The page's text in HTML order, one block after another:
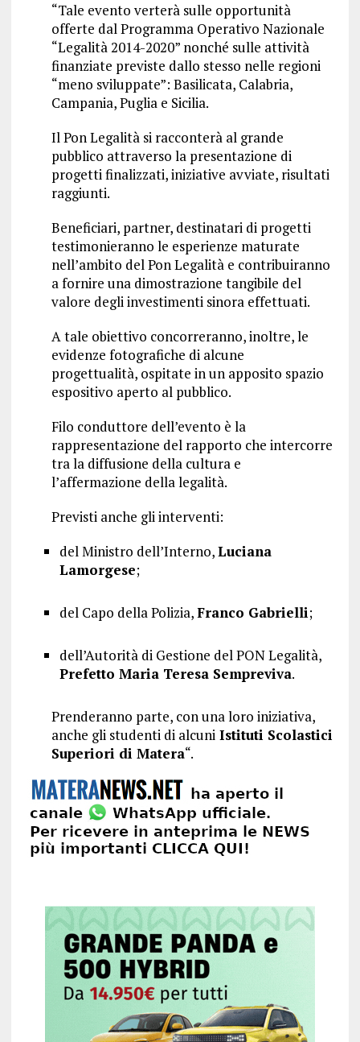
“Tale evento verterà sulle opportunità
offerte dal Programma Operativo Nazionale
“Legalità 2014-2020” nonché sulle attività
finanziate previste dallo stesso nelle regioni
“meno sviluppate”: Basilicata, Calabria,
Campania, Puglia e Sicilia.
Il Pon Legalità si racconterà al grande
pubblico attraverso la presentazione di
progetti finalizzati, iniziative avviate, risultati
raggiunti.
Beneficiari, partner, destinatari di progetti
testimonieranno le esperienze maturate
nell’ambito del Pon Legalità e contribuiranno
a fornire una dimostrazione tangibile del
valore degli investimenti sinora effettuati.
A tale obiettivo concorreranno, inoltre, le
evidenze fotografiche di alcune
progettualità, ospitate in un apposito spazio
espositivo aperto al pubblico.
Filo conduttore dell’evento è la
rappresentazione del rapporto che intercorre
tra la diffusione della cultura e
l’affermazione della legalità.
Previsti anche gli interventi:
del Ministro dell’Interno,Luciana
Lamorgese;
del Capo della Polizia,Franco Gabrielli;
dell’Autorità di Gestione del PON Legalità,
Prefetto Maria Teresa Sempreviva.
Prenderanno parte, con una loro iniziativa,
anche gli studenti di alcuniIstituti Scolastici
Superiori di Matera“.